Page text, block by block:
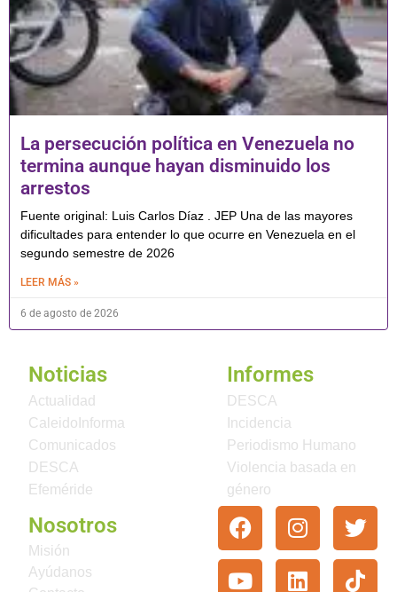
La persecución política en Venezuela no
termina aunque hayan disminuido los
arrestos
Fuente original: Luis Carlos Díaz . JEP Una de las mayores
dificultades para entender lo que ocurre en Venezuela en el
segundo semestre de 2026
LEER MÁS »
6 de agosto de 2026
Noticias
Actualidad
CaleidoInforma
Comunicados
DESCA
Efeméride
Informes
DESCA
Incidencia
Periodismo Humano
Violencia basada en
género
Nosotros
Misión
Ayúdanos